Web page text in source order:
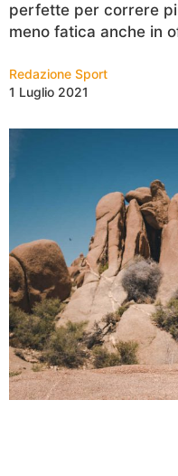
perfette per correre
meno fatica anche in
Redazione Sport
1 Luglio 2021